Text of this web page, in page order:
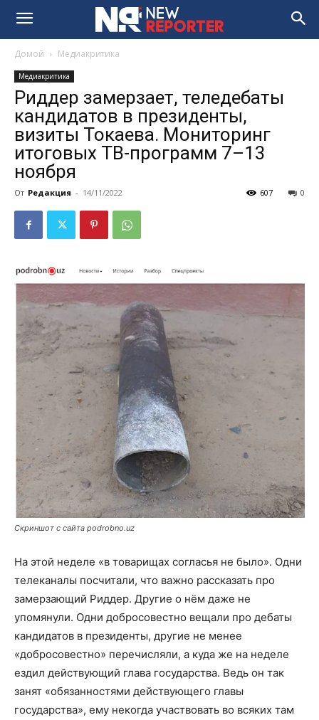
Домой Медиакритика
Медиакритика
Риддер замерзает, теледебаты
кандидатов в президенты,
визиты Токаева. Мониторинг
итоговых ТВ-программ 7–13
ноября
От Редакция - 14/11/2022 0
607
Скриншот с сайта podrobno.uz
На этой неделе «в товарищах согласья не было». Одни
телеканалы посчитали, что важно рассказать про
замерзающий Риддер. Другие о нём даже не
упомянули. Одни добросовестно вещали про дебаты
кандидатов в президенты, другие не менее
«добросовестно» перечисляли, а куда же на неделе
ездил действующий глава государства. Ведь он так
занят «обязанностями действующего главы
государства», ему некогда участвовать во всяких там